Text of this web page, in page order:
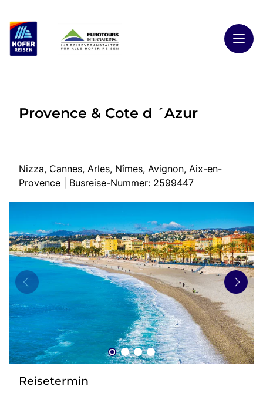
Highlights
Busreisen
Kontakt
zurück zu HOFER REISEN
Provence & Cote d ´Azur
Nizza, Cannes, Arles, Nîmes, Avignon, Aix-en-
Provence | Busreise-Nummer: 2599447
Reisetermin